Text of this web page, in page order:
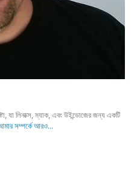
যা লিনাক্স, ম্যাক, এবং উইন্ডোজের জন্য একটি
সম্পর্কে আরও...